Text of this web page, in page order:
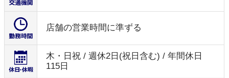
店舗の営業時間に準ずる
木・日祝 / 週休2日(祝日含む) / 年間休日
115日